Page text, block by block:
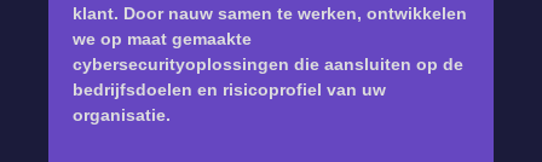
Kennis en ervaring
klant. Door nauw samen te werken, ontwikkelen
we op maat gemaakte
cybersecurityoplossingen die aansluiten op de
bedrijfsdoelen en risicoprofiel van uw
organisatie.